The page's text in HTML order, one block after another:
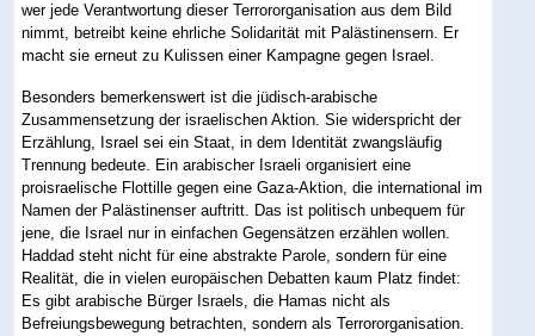
wer jede Verantwortung dieser Terrororganisation aus dem Bild
nimmt, betreibt keine ehrliche Solidarität mit Palästinensern. Er
macht sie erneut zu Kulissen einer Kampagne gegen Israel.
Besonders bemerkenswert ist die jüdisch-arabische
Zusammensetzung der israelischen Aktion. Sie widerspricht der
Erzählung, Israel sei ein Staat, in dem Identität zwangsläufig
Trennung bedeute. Ein arabischer Israeli organisiert eine
proisraelische Flottille gegen eine Gaza-Aktion, die international im
Namen der Palästinenser auftritt. Das ist politisch unbequem für
jene, die Israel nur in einfachen Gegensätzen erzählen wollen.
Haddad steht nicht für eine abstrakte Parole, sondern für eine
Realität, die in vielen europäischen Debatten kaum Platz findet:
Es gibt arabische Bürger Israels, die Hamas nicht als
Befreiungsbewegung betrachten, sondern als Terrororganisation.